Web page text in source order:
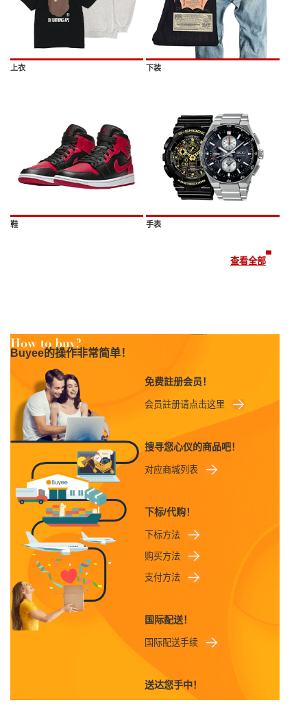
上衣 下装
鞋 手表
查看全部
Buyee的操作非常简单！
免费註册会员！
会员註册请点击这里
搜寻您心仪的商品吧！
对应商城列表
下标/代购！
下标方法
购买方法
支付方法
国际配送！
国际配送手续
送达您手中！